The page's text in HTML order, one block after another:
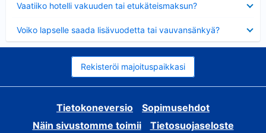
Vaatiiko hotelli vakuuden tai etukäteismaksun?
Voiko lapselle saada lisävuodetta tai vauvansänkyä?
Rekisteröi majoituspaikkasi
Tietokoneversio
Sopimusehdot
Näin sivustomme toimii
Tietosuojaseloste